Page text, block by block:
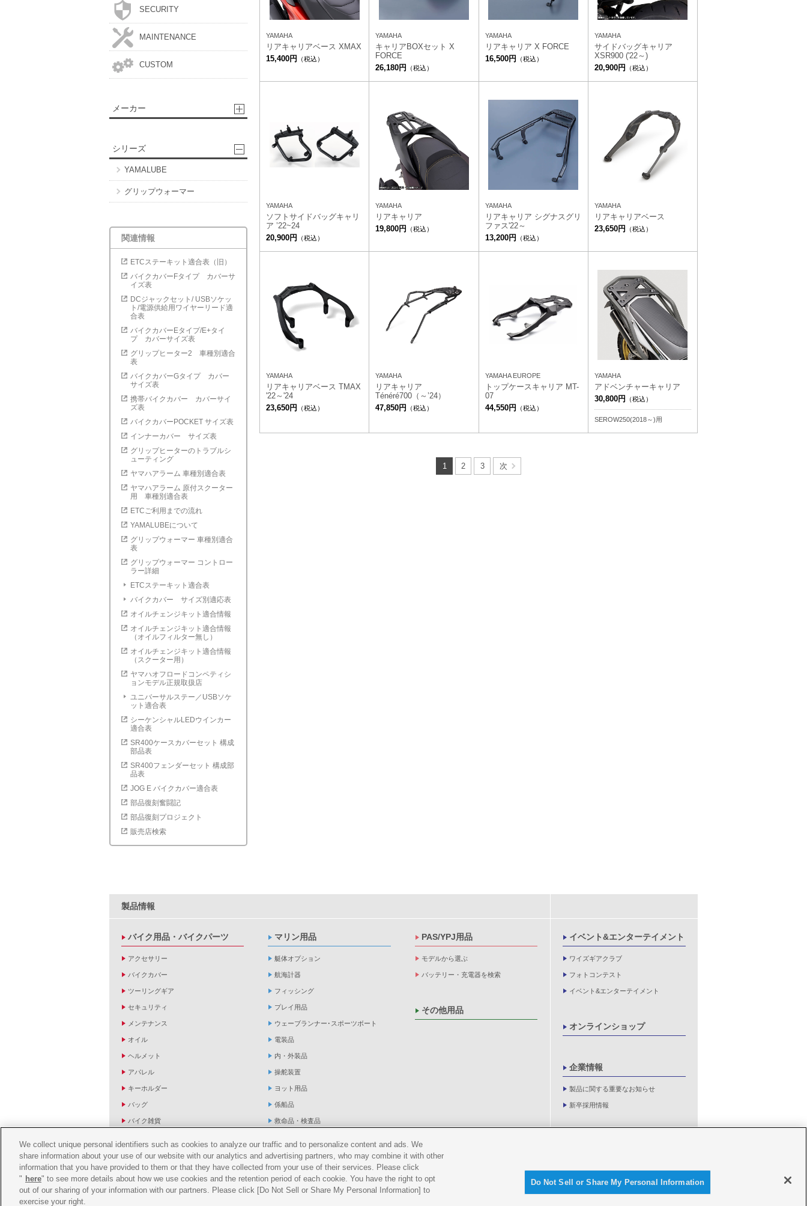
YAMAHA
リアキャリアベース XMAX
15,400円
（税込）
YAMAHA
キャリアBOXセット X
FORCE
26,180円
（税込）
YAMAHA
リアキャリア X FORCE
16,500円
（税込）
YAMAHA
サイドバッグキャリア
XSR900 ('22～)
20,900円
（税込）
YAMAHA
ソフトサイドバッグキャリ
ア ’22~24
20,900円
（税込）
YAMAHA
リアキャリア
19,800円
（税込）
YAMAHA
リアキャリア シグナスグリ
ファス'22～
13,200円
（税込）
YAMAHA
リアキャリアベース
23,650円
（税込）
YAMAHA
リアキャリアベース TMAX
'22～'24
23,650円
（税込）
YAMAHA
リアキャリア
Ténéré700（～’24）
47,850円
（税込）
YAMAHA EUROPE
トップケースキャリア MT-
07
44,550円
（税込）
YAMAHA
アドベンチャーキャリア
30,800円
（税込）
SEROW250(2018～)用
1 2 3 次
SECURITY
MAINTENANCE
CUSTOM
メーカー
シリーズ
YAMALUBE
グリップウォーマー
関連情報
ETCステーキット適合表（旧）
バイクカバーFタイプ カバーサ
イズ表
DCジャックセット/ USBソケッ
ト/電源供給用ワイヤーリード適
合表
バイクカバーEタイプ/E+タイ
プ カバーサイズ表
グリップヒーター2 車種別適合
表
バイクカバーGタイプ カバー
サイズ表
携帯バイクカバー カバーサイ
ズ表
バイクカバーPOCKET サイズ表
インナーカバー サイズ表
グリップヒーターのトラブルシ
ューティング
ヤマハアラーム 車種別適合表
ヤマハアラーム 原付スクーター
用 車種別適合表
ETCご利用までの流れ
YAMALUBEについて
グリップウォーマー 車種別適合
表
グリップウォーマー コントロー
ラー詳細
ETCステーキット適合表
バイクカバー サイズ別適応表
オイルチェンジキット適合情報
オイルチェンジキット適合情報
（オイルフィルター無し）
オイルチェンジキット適合情報
（スクーター用）
ヤマハオフロードコンペティシ
ョンモデル正規取扱店
ユニバーサルステー／USBソケ
ット適合表
シーケンシャルLEDウインカー
適合表
SR400ケースカバーセット 構成
部品表
SR400フェンダーセット 構成部
品表
JOG E バイクカバー適合表
部品復刻奮闘記
部品復刻プロジェクト
販売店検索
製品情報
バイク用品・バイクパーツ
アクセサリー
バイクカバー
ツーリングギア
セキュリティ
メンテナンス
オイル
ヘルメット
アパレル
キーホルダー
バッグ
バイク雑貨
マリン用品
艇体オプション
航海計器
フィッシング
プレイ用品
ウェーブランナー･スポーツボート
電装品
内・外装品
操舵装置
ヨット用品
係船品
救命品・検査品
アパレル
船外機
PAS/YPJ用品
モデルから選ぶ
バッテリー・充電器を検索
その他用品
イベント&エンターテイメント
ワイズギアクラブ
フォトコンテスト
イベント&エンターテイメント
オンラインショップ
企業情報
製品に関する重要なお知らせ
新卒採用情報
We collect unique personal identifiers such as cookies to analyze our traffic and to personalize content and ads. We
share information about your use of our website with our analytics and advertising partners, who may combine it with other
information that you have provided to them or that they have collected from your use of their services. Please click
" here" to see more details about how we use cookies and the retention period of each cookie. You have the right to opt
out of our sharing of your information with our partners. Please click [Do Not Sell or Share My Personal Information] to
exercise your right.
Do Not Sell or Share My Personal Information